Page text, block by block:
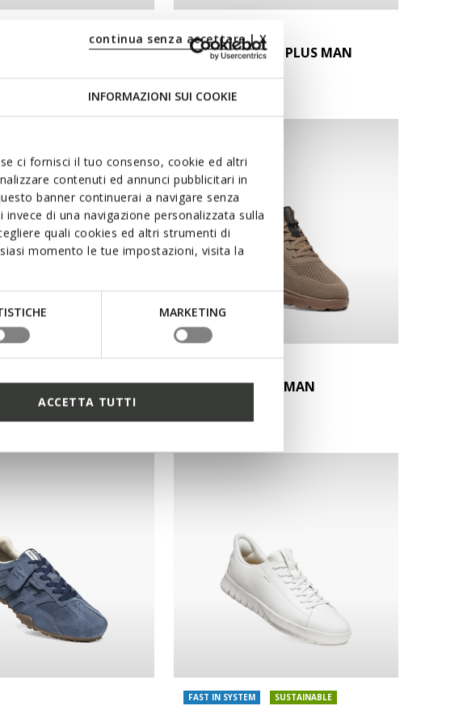
INFORMAZIONI SUI COOKIE
ci fornisci il tuo consenso, cookie ed altri
contenuti ed annunci pubblicitari in
banner continuerai a navigare senza
di una navigazione personalizzata sulla
quali cookies ed altri strumenti di
momento le tue impostazioni, visita la
MARKETING
continua senza accettare | X
ACCETTA TUTTI
FLEXTRIDEZERO PLUS MAN
PLUS MAN SPHERICA PLUS MAN
FAST IN SYSTEM SUSTAINABLE